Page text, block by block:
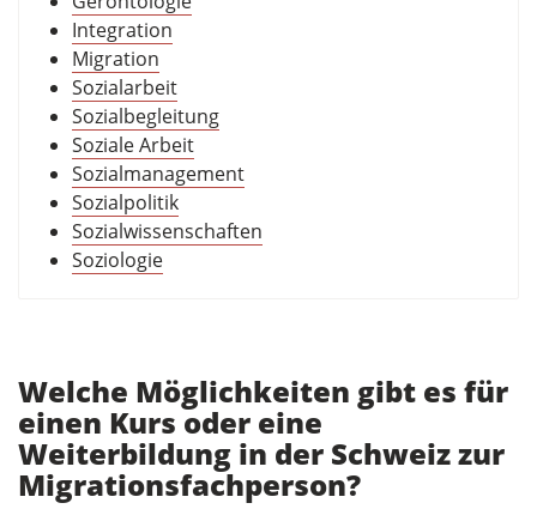
Welche Möglichkeiten gibt es für
einen Kurs oder eine
Weiterbildung in der Schweiz zur
Migrationsfachperson?
Integration
Migration
Sozialarbeit
Sozialbegleitung
Soziale Arbeit
Sozialmanagement
Sozialpolitik
Sozialwissenschaften
Soziologie